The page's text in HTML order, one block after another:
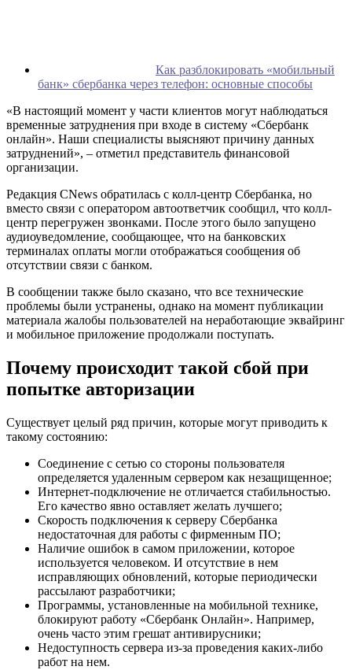
Как разблокировать «мобильный
банк» сбербанка через телефон: основные способы
«В настоящий момент у части клиентов могут наблюдаться
временные затруднения при входе в систему «Сбербанк
онлайн». Наши специалисты выясняют причину данных
затруднений», – отметил представитель финансовой
организации.
Редакция CNews обратилась с колл-центр Сбербанка, но
вместо связи с оператором автоответчик сообщил, что колл-
центр перегружен звонками. После этого было запущено
аудиоуведомление, сообщающее, что на банковских
терминалах оплаты могли отображаться сообщения об
отсутствии связи с банком.
В сообщении также было сказано, что все технические
проблемы были устранены, однако на момент публикации
материала жалобы пользователей на неработающие эквайринг
и мобильное приложение продолжали поступать.
Почему происходит такой сбой при
попытке авторизации
Существует целый ряд причин, которые могут приводить к
такому состоянию:
Соединение с сетью со стороны пользователя
определяется удаленным сервером как незащищенное;
Интернет-подключение не отличается стабильностью.
Его качество явно оставляет желать лучшего;
Скорость подключения к серверу Сбербанка
недостаточная для работы с фирменным ПО;
Наличие ошибок в самом приложении, которое
используется человеком. И отсутствие в нем
исправляющих обновлений, которые периодически
рассылают разработчики;
Программы, установленные на мобильной технике,
блокируют работу «Сбербанк Онлайн». Например,
очень часто этим грешат антивирусники;
Недоступность сервера из-за проведения каких-либо
работ на нем.